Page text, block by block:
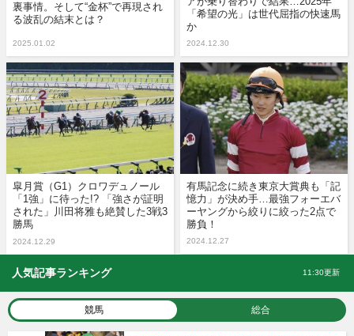
裏事情。そして“金杯”で再現され
る波乱の結末とは？
2025.01.02
「希望の光」は世代屈指の快速馬
か
2024.12.30
皐月賞（G1）クロワデュノール
「1強」に待った!? 「強さが証明
された」川田将雅も絶賛した3戦3
勝馬
2024.12.29
有馬記念に続き東京大賞典も「記
憶力」が決め手…最強フォーエバ
ーヤングから絞りに絞った2点で
勝負！
2024.12.27
人気記事ランキング 11:30更新
競馬 総合